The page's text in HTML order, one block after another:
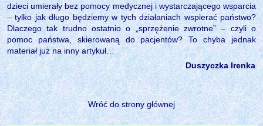
dzieci umierały bez pomocy medycznej i wystarczającego wsparcia
– tylko jak długo będziemy w tych działaniach wspierać państwo?
Dlaczego tak trudno ostatnio o „sprzężenie zwrotne” – czyli o
pomoc państwa, skierowaną do pacjentów? To chyba jednak
materiał już na inny artykuł…
Duszyczka Irenka
Wróć do strony głównej